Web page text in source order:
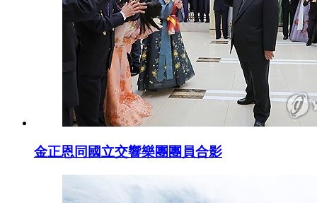
金正恩同國立交響樂團團員合影